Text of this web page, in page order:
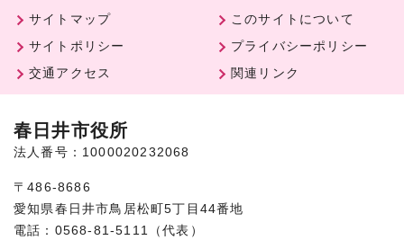
サイトマップ
このサイトについて
サイトポリシー
プライバシーポリシー
交通アクセス
関連リンク
春日井市役所
法人番号：1000020232068
〒486-8686
愛知県春日井市鳥居松町5丁目44番地
電話：0568-81-5111（代表）